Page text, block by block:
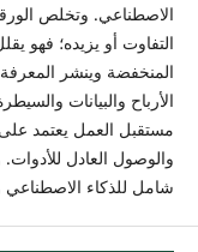
الاصطناعي. وتخلص
التفاوت أو يزيده؛ فهو
المنخفضة وينشر
الأرباح والبيانات
مستقبل العمل يعتمد على
والوصول العادل
شامل للذكاء الاصطناعي